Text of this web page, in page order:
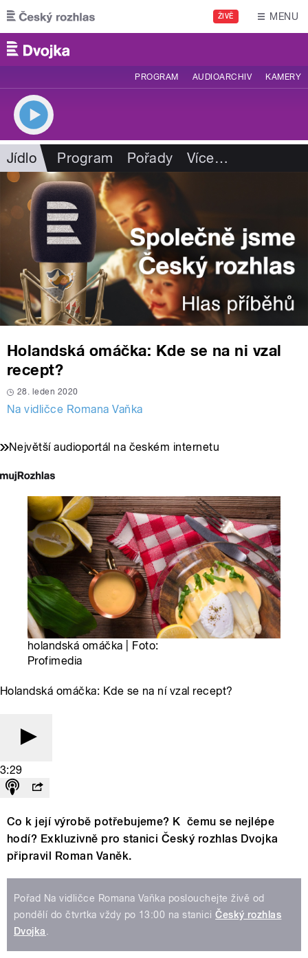
Přejít k hlavnímu obsahu
ŽIVĚ MENU
PROGRAM AUDIOARCHIV KAMERY
Jídlo Program Pořady Více…
Holandská omáčka: Kde se na ni vzal
recept?
28. leden 2020
Na vidličce Romana Vaňka
Největší audioportál na českém internetu
holandská omáčka | Foto:
Profimedia
Holandská omáčka: Kde se na ní vzal recept?
3:29
Co k její výrobě potřebujeme? K čemu se nejlépe
hodí? Exkluzivně pro stanici Český rozhlas Dvojka
připravil Roman Vaněk.
Pořad Na vidličce Romana Vaňka poslouchejte živě od
pondělí do čtvrtka vždy po 13:00 na staniciČeský rozhlas
Dvojka.